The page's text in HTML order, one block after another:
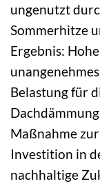
ungenutzt
Sommerhitze
Ergebnis:
Belastung für
Maßnahme
Investition in
nachhaltige